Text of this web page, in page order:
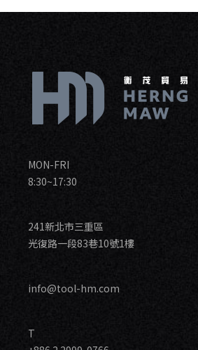
MON-FRI
8:30~17:30
241新北市三重區
光復路一段83巷10號1樓
info@tool-hm.com
T